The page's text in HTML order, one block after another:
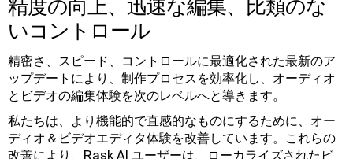
精度の向上、迅速な編集、比類のな
いコントロール
精密さ、スピード、コントロールに最適化された最新のア
ップデートにより、制作プロセスを効率化し、オーディオ
とビデオの編集体験を次のレベルへと導きます。
私たちは、より機能的で直感的なものにするために、オー
ディオ＆ビデオエディタ体験を改善しています。これらの
改善により、Rask AI ユーザーは、ローカライズされたビ